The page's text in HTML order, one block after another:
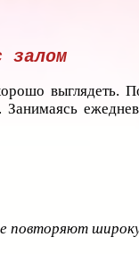
залом
выглядеть.
повторяют